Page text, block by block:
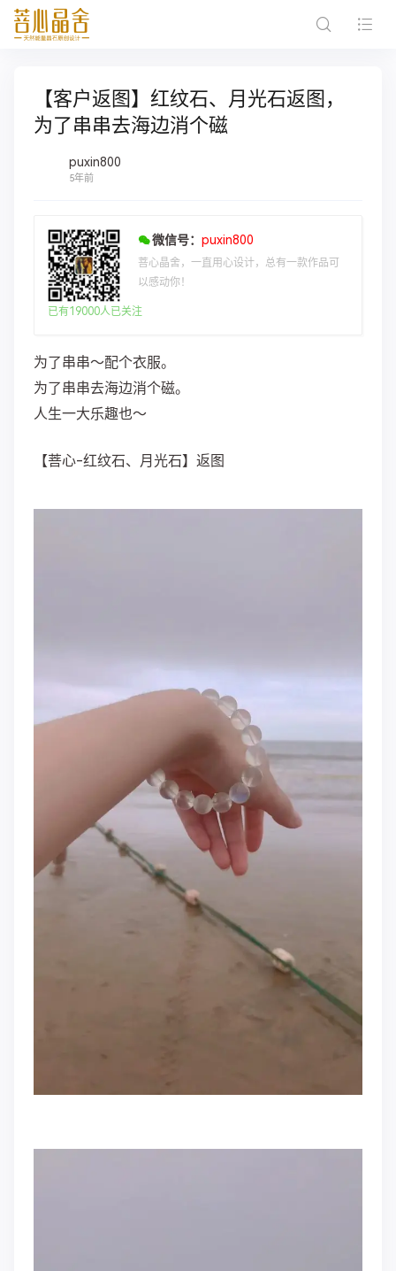
【客户返图】红纹石、月光石返图，
为了串串去海边消个磁
puxin800
5年前
微信号： puxin800
菩心晶舍，一直用心设计，总有一款作品可
以感动你！
已有19000人已关注
为了串串～配个衣服。
为了串串去海边消个磁。
人生一大乐趣也～
【菩心-红纹石、月光石】返图